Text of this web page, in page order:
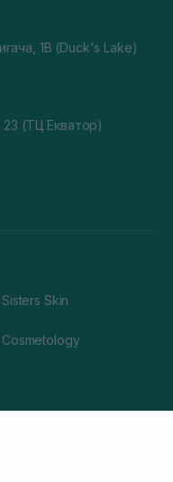
1В (Duck's Lake)
23 (ТЦ Екватор)
Sisters Skin
Cosmetology